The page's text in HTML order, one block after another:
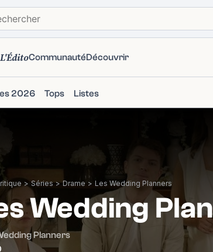
L'ÉditoCommunautéDécouvrir
2026 Tops Listes
> Séries > Drame > Les Wedding Planners
Wedding
Planners